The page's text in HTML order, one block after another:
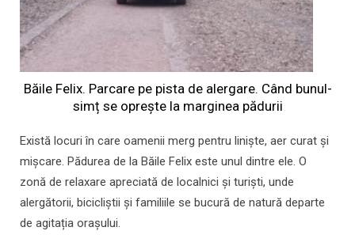
Băile Felix. Parcare pe pista de alergare. Când bunul-
simț se oprește la marginea pădurii
Există locuri în care oamenii merg pentru liniște, aer curat și
mișcare. Pădurea de la Băile Felix este unul dintre ele. O
zonă de relaxare apreciată de localnici și turiști, unde
alergătorii, bicicliștii și familiile se bucură de natură departe
de agitația orașului.